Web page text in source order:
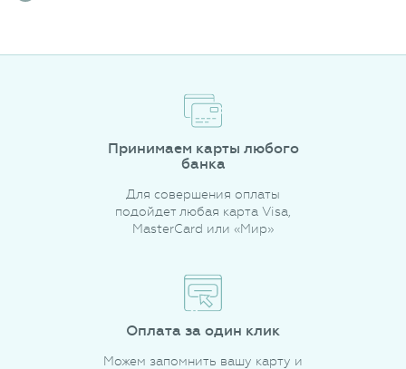
Принимаем карты любого
банка
Для совершения оплаты
подойдет любая карта Visa,
MasterCard или «Мир»
Оплата за один клик
Можем запомнить вашу карту и